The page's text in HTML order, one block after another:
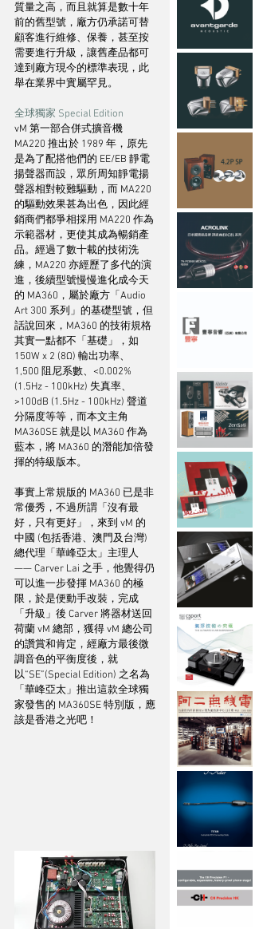
質量之高，而且就算是數十年
前的舊型號，廠方仍承諾可替
顧客進行維修、保養，甚至按
需要進行升級，讓舊產品都可
達到廠方現今的標準表現，此
舉在業界中實屬罕見。
全球獨家 Special Edition
vM 第一部合併式擴音機
MA220 推出於 1989 年，原先
是為了配搭他們的 EE/EB 靜電
揚聲器而設，眾所周知靜電揚
聲器相對較難驅動，而 MA220
的驅動效果甚為出色，因此經
銷商們都爭相採用 MA220 作為
示範器材，更使其成為暢銷產
品。經過了數十載的技術洗
練，MA220 亦經歷了多代的演
進，後續型號慢慢進化成今天
的 MA360，屬於廠方「Audio
Art 300 系列」的基礎型號，但
話說回來，MA360 的技術規格
其實一點都不「基礎」，如
150W x 2 (8Ω) 輸出功率、
1,500 阻尼系數、<0.002%
(1.5Hz - 100kHz) 失真率、
>100dB (1.5Hz - 100kHz) 聲道
分隔度等等，而本文主角
MA360SE 就是以 MA360 作為
藍本，將 MA360 的潛能加倍發
揮的特級版本。
事實上常規版的 MA360 已是非
常優秀，不過所謂「沒有最
好，只有更好」，來到 vM 的
中國 (包括香港、澳門及台灣)
總代理「華峰亞太」主理人
—— Carver Lai 之手，他覺得仍
可以進一步發揮 MA360 的極
限，於是便動手改裝，完成
「升級」後 Carver 將器材送回
荷蘭 vM 總部，獲得 vM 總公司
的讚賞和肯定，經廠方最後微
調音色的平衡度後，就
以“SE”(Special Edition) 之名為
「華峰亞太」推出這款全球獨
家發售的 MA360SE 特別版，應
該是香港之光吧！